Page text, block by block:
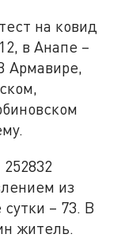
на ковид
в Анапе –
Армавире,
из
– 73. В
житель.